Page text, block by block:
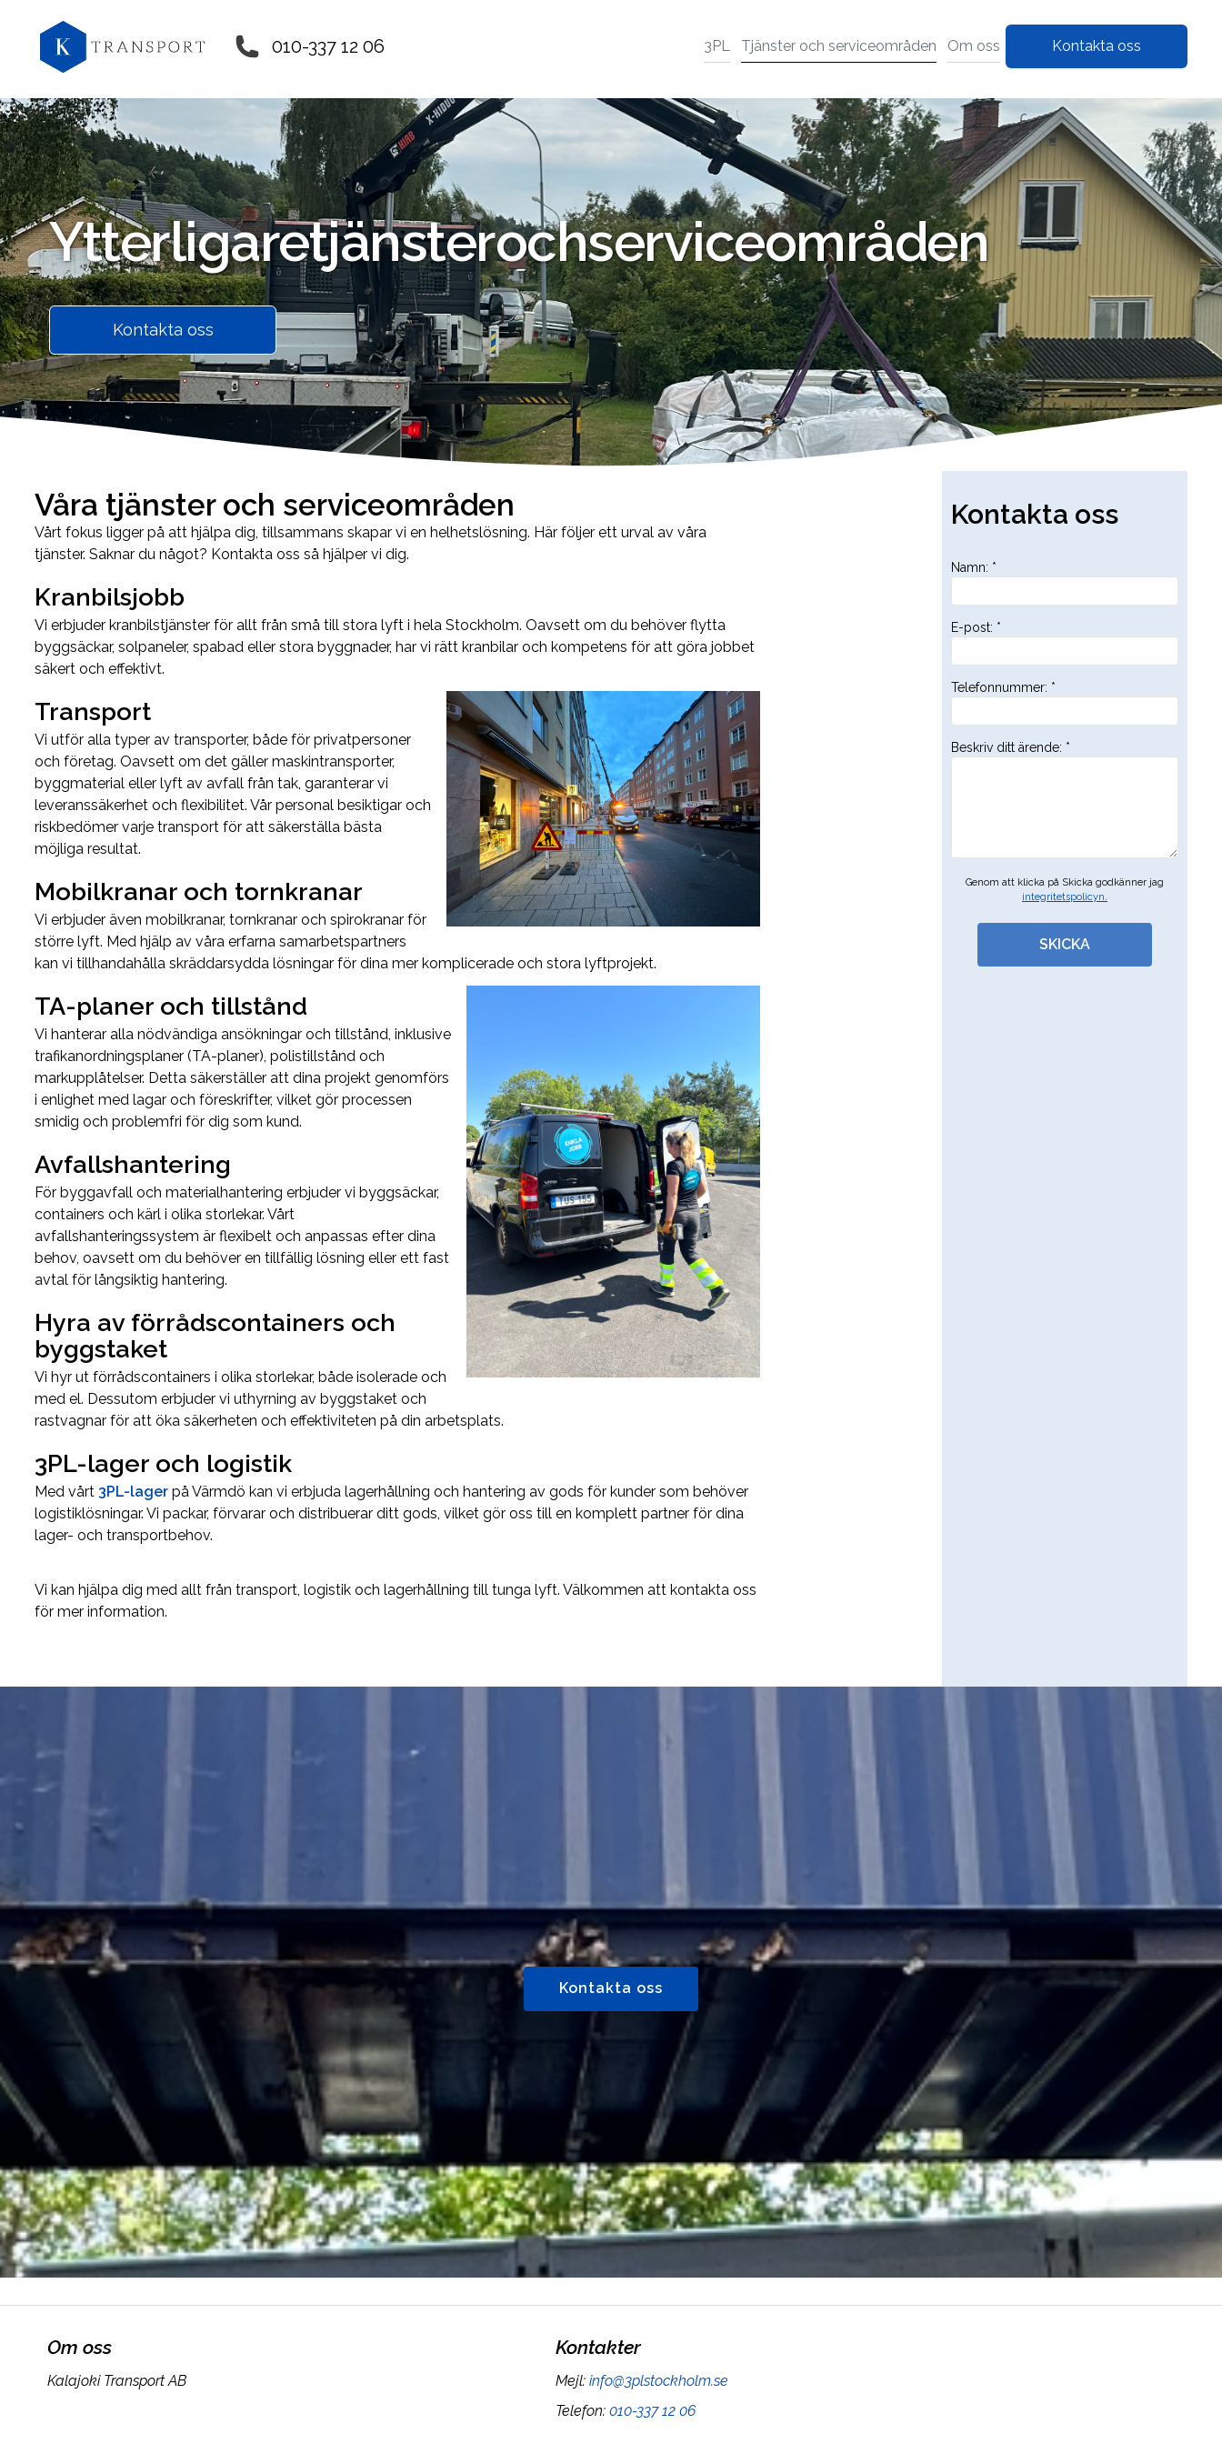
010-337 12 06 3PL Tjänster och serviceområden Om oss Kontakta oss
Ytterligaretjänsterochserviceområden
Kontakta oss
Våra tjänster och serviceområden
Vårt fokus ligger på att hjälpa dig, tillsammans skapar vi en helhetslösning. Här följer ett urval av våra
tjänster. Saknar du något? Kontakta oss så hjälper vi dig.
Kranbilsjobb
Vi erbjuder kranbilstjänster för allt från små till stora lyft i hela Stockholm. Oavsett om du behöver flytta
byggsäckar, solpaneler, spabad eller stora byggnader, har vi rätt kranbilar och kompetens för att göra jobbet
säkert och effektivt.
Transport
Vi utför alla typer av transporter, både för privatpersoner
och företag. Oavsett om det gäller maskintransporter,
byggmaterial eller lyft av avfall från tak, garanterar vi
leveranssäkerhet och flexibilitet. Vår personal besiktigar och
riskbedömer varje transport för att säkerställa bästa
möjliga resultat.
Mobilkranar och tornkranar
Vi erbjuder även mobilkranar, tornkranar och spirokranar för
större lyft. Med hjälp av våra erfarna samarbetspartners
kan vi tillhandahålla skräddarsydda lösningar för dina mer komplicerade och stora lyftprojekt.
TA-planer och tillstånd
Vi hanterar alla nödvändiga ansökningar och tillstånd, inklusive
trafikanordningsplaner (TA-planer), polistillstånd och
markupplåtelser. Detta säkerställer att dina projekt genomförs
i enlighet med lagar och föreskrifter, vilket gör processen
smidig och problemfri för dig som kund.
Avfallshantering
För byggavfall och materialhantering erbjuder vi byggsäckar,
containers och kärl i olika storlekar. Vårt
avfallshanteringssystem är flexibelt och anpassas efter dina
behov, oavsett om du behöver en tillfällig lösning eller ett fast
avtal för långsiktig hantering.
Hyra av förrådscontainers och
byggstaket
Vi hyr ut förrådscontainers i olika storlekar, både isolerade och
med el. Dessutom erbjuder vi uthyrning av byggstaket och
rastvagnar för att öka säkerheten och effektiviteten på din arbetsplats.
3PL-lager och logistik
Med vårt 3PL-lager på Värmdö kan vi erbjuda lagerhållning och hantering av gods för kunder som behöver
logistiklösningar. Vi packar, förvarar och distribuerar ditt gods, vilket gör oss till en komplett partner för dina
lager- och transportbehov.
Vi kan hjälpa dig med allt från transport, logistik och lagerhållning till tunga lyft. Välkommen att kontakta oss
för mer information.
Kontakta oss
Namn: *
E-post: *
Telefonnummer: *
Beskriv ditt ärende: *
Genom att klicka på Skicka godkänner jag
integritetspolicyn.
SKICKA
Kontakta oss
Om oss
Kalajoki Transport AB
Kontakter
Mejl: info@3plstockholm.se
Telefon: 010-337 12 06